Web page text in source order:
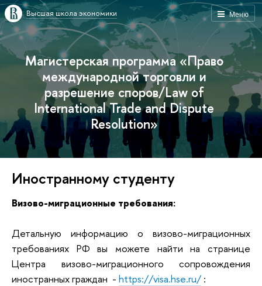
Меню
Высшая школа экономики
Магистерская программа «Право
международной торговли и
разрешение споров/Law of
International Trade and Dispute
Resolution»
Иностранному студенту
Визово-миграционные требования:
Детальную информацию о визово-миграционных
требованиях РФ вы можете найти на странице
Центра визово-миграционного сопровождения
иностранных граждан - https://visa.hse.ru/: